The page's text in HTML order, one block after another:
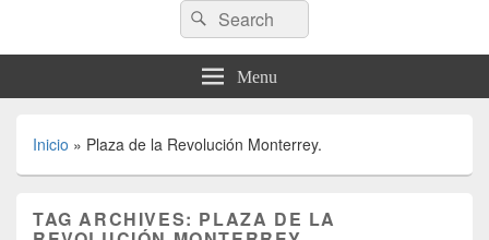
Search
for:
Search
Menu
Inicio » Plaza de la Revolución Monterrey.
TAG ARCHIVES: PLAZA DE LA